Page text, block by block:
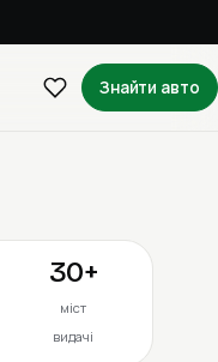
Знайти авто
30+
міст
видачі